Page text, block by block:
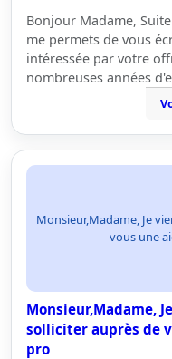
Bonjour Madame,
me permets de vous
intéressée par votre
nombreuses années
Monsieur,Madame, Je
vous une
Monsieur,Madame,
solliciter auprès de
pro